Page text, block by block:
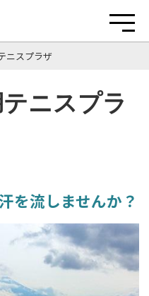
ニスプラザ
ニスプラ
を流しませんか？